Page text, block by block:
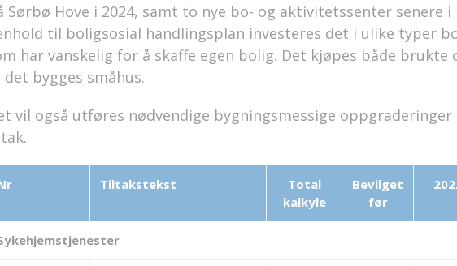
Sørbø Hove i 2024, samt to nye bo- og aktivitetssenter senere i
til boligsosial handlingsplan investeres det i ulike typer
har vanskelig for å skaffe egen bolig. Det kjøpes både brukte
det bygges småhus.
vil også utføres nødvendige bygningsmessige
Tiltakstekst
Total
kalkyle
Bevilget
før